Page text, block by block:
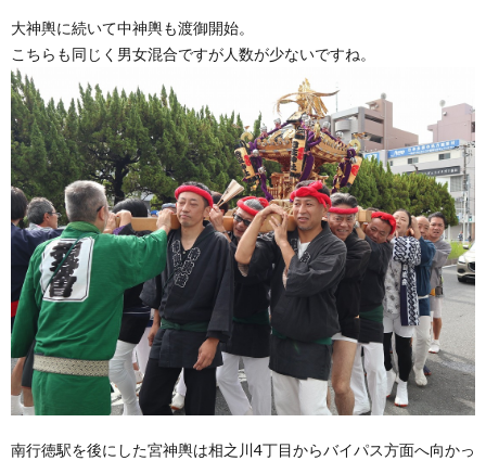
大神輿に続いて中神輿も渡御開始。
こちらも同じく男女混合ですが人数が少ないですね。
南行徳駅を後にした宮神輿は相之川4丁目からバイパス方面へ向かっ